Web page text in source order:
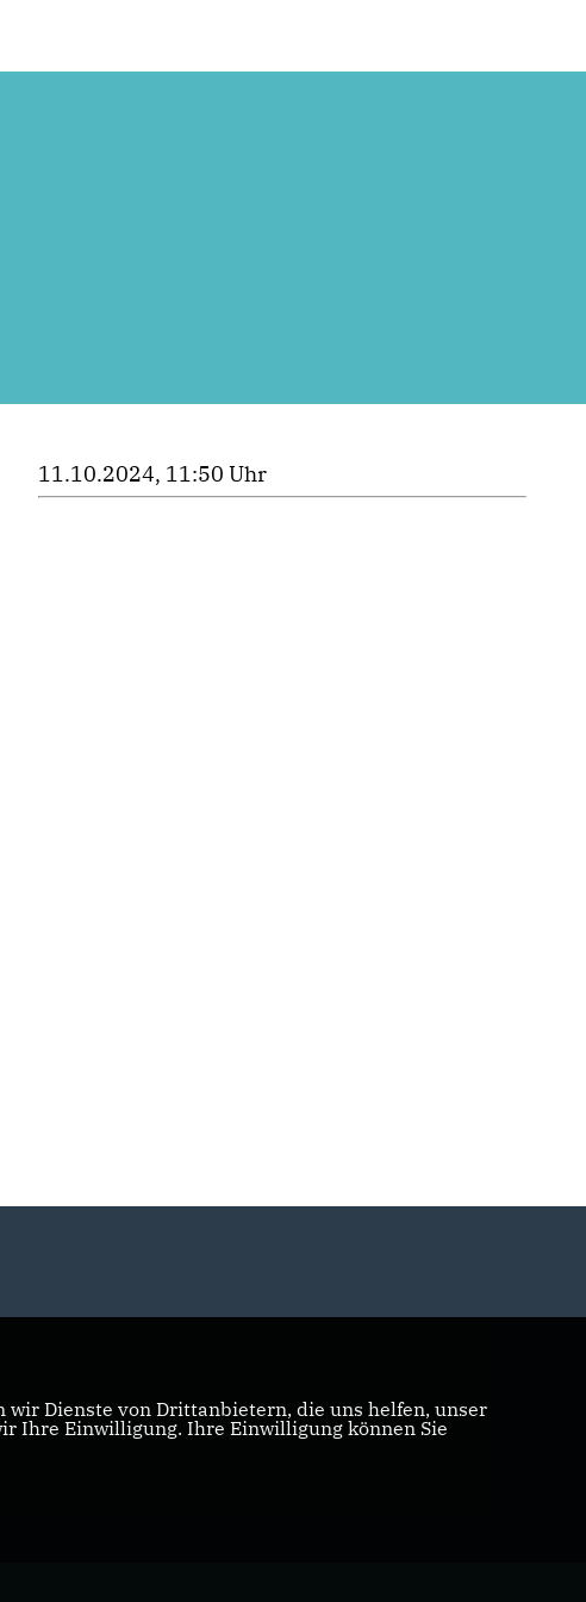
11.10.2024, 11:50 Uhr
wir Dienste von Drittanbietern, die uns helfen, unser
Ihre Einwilligung. Ihre Einwilligung können Sie